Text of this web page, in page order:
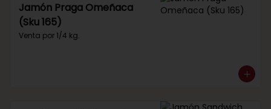
Jamón Praga Omeñaca
(Sku 165)
Venta por 1/4 kg.